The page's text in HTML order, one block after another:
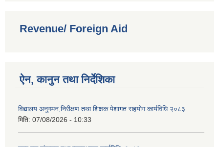
Revenue/ Foreign Aid
ऐन, कानुन तथा निर्देशिका
विद्यालय अनुगमन,निरीक्षण तथा शिक्षक पेशागत सहयोग कार्यविधि २०८३
मिति: 07/08/2026 - 10:33